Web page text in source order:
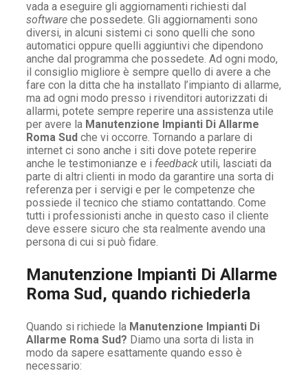
vada a eseguire gli aggiornamenti richiesti dal
software che possedete. Gli aggiornamenti sono
diversi, in alcuni sistemi ci sono quelli che sono
automatici oppure quelli aggiuntivi che dipendono
anche dal programma che possedete. Ad ogni modo,
il consiglio migliore è sempre quello di avere a che
fare con la ditta che ha installato l’impianto di allarme,
ma ad ogni modo presso i rivenditori autorizzati di
allarmi, potete sempre reperire una assistenza utile
per avere la Manutenzione Impianti Di Allarme
Roma Sud che vi occorre. Tornando a parlare di
internet ci sono anche i siti dove potete reperire
anche le testimonianze e i feedback utili, lasciati da
parte di altri clienti in modo da garantire una sorta di
referenza per i servigi e per le competenze che
possiede il tecnico che stiamo contattando. Come
tutti i professionisti anche in questo caso il cliente
deve essere sicuro che sta realmente avendo una
persona di cui si può fidare.
Manutenzione Impianti Di Allarme
Roma Sud, quando richiederla
Quando si richiede la Manutenzione Impianti Di
Allarme Roma Sud? Diamo una sorta di lista in
modo da sapere esattamente quando esso è
necessario: